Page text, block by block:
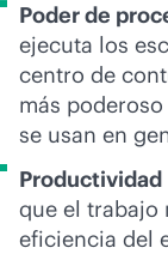
Poder de
ejecuta los
centro de
más
se usan en
Productividad
que el trabajo
eficiencia del